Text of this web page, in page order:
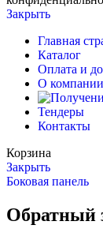
Закрыть
Главная
Каталог
Оплата и
О компании
Тендеры
Контакты
Корзина
Закрыть
Боковая панель
Обратный